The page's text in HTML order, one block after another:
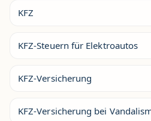
KFZ
KFZ-Steuern für Elektroautos
KFZ-Versicherung
KFZ-Versicherung bei